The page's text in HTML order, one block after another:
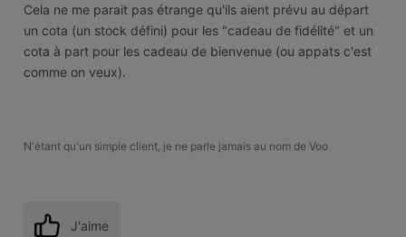
Cela ne me parait pas étrange qu'ils aient prévu au départ
un cota (un stock défini) pour les "cadeau de fidélité" et un
cota à part pour les cadeau de bienvenue (ou appats c'est
comme on veux).
N'étant qu'un simple client, je ne parle jamais au nom de Voo
J'aime